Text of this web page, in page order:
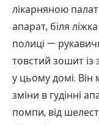
лікарняною
апарат, біля
полиці —
товстий зошит із
у цьому домі. Він
зміни в гудінні
помпи, від